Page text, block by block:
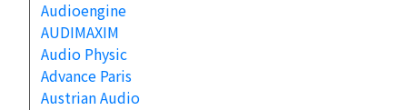
Audioengine
AUDIMAXIM
Audio Physic
Advance Paris
Austrian Audio